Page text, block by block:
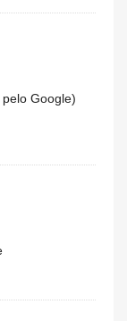
Google)